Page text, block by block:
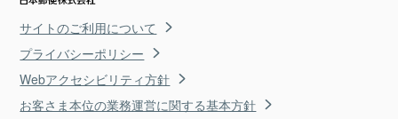
サイトのご利用について
プライバシーポリシー
Webアクセシビリティ方針
お客さま本位の業務運営に関する基本方針